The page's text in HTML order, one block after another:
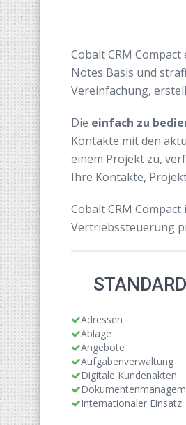
Cobalt CRM
Notes Basis und
Vereinfachung,
Die einfach zu
Kontakte mit den
einem Projekt zu,
Ihre Kontakte,
Cobalt CRM
Vertriebssteuerung
Adressen
Ablage
Angebote
Aufgabenverwaltung
Digitale Kundenakten
Internationaler Einsatz